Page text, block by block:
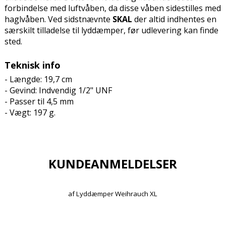
forbindelse med luftvåben, da disse våben sidestilles med
haglvåben. Ved sidstnævnte SKAL der altid indhentes en
særskilt tilladelse til lyddæmper, før udlevering kan finde
sted.
Teknisk info
- Længde: 19,7 cm
- Gevind: Indvendig 1/2" UNF
- Passer til 4,5 mm
- Vægt: 197 g.
KUNDEANMELDELSER
afLyddæmper Weihrauch XL